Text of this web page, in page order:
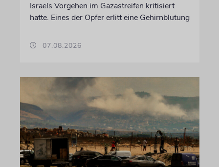
Israels Vorgehen im Gazastreifen kritisiert
hatte. Eines der Opfer erlitt eine Gehirnblutung
07.08.2026